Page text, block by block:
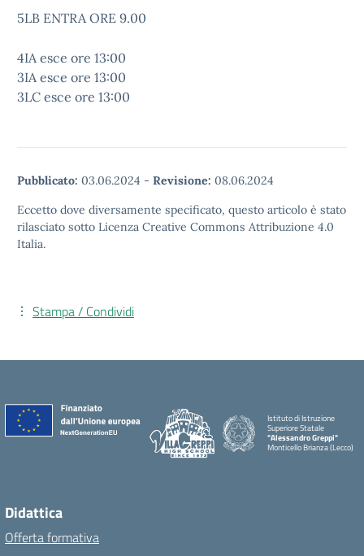
5LB ENTRA ORE 9.00
4IA esce ore 13:00
3IA esce ore 13:00
3LC esce ore 13:00
Pubblicato: 03.06.2024 - Revisione: 08.06.2024
Eccetto dove diversamente specificato, questo articolo è stato
rilasciato sotto Licenza Creative Commons Attribuzione 4.0
Italia.
Stampa / Condividi
Istituto di Istruzione
Superiore Statale
"Alessandro Greppi"
Monticello Brianza (Lecco)
Didattica
Offerta formativa